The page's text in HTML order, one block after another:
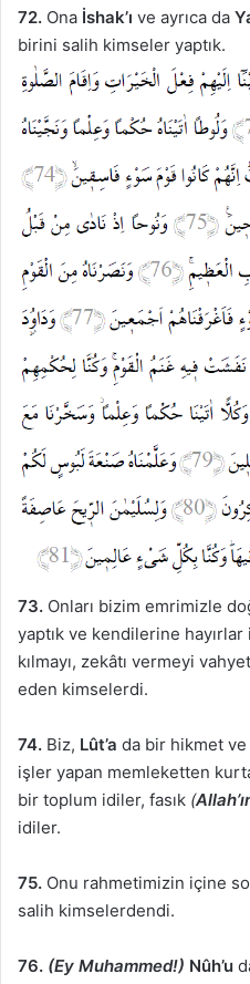
72. Ona İshak’ı ve ayrıca da
birini salih kimseler yaptık.
73. Onları bizim emrimizle
yaptık ve kendilerine
kılmayı, zekâtı vermeyi
eden kimselerdi.
74. Biz, Lût’a da bir hikmet
işler yapan memleketten
bir toplum idiler, fasık (
idiler.
75. Onu rahmetimizin içine
salih kimselerdendi.
76. (Ey Muhammed!) Nûh’u